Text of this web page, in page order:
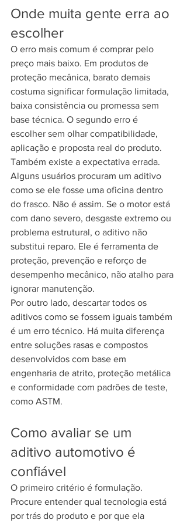
Onde muita gente erra ao
escolher
O erro mais comum é comprar pelo
preço mais baixo. Em produtos de
proteção mecânica, barato demais
costuma significar formulação limitada,
baixa consistência ou promessa sem
base técnica. O segundo erro é
escolher sem olhar compatibilidade,
aplicação e proposta real do produto.
Também existe a expectativa errada.
Alguns usuários procuram um aditivo
como se ele fosse uma oficina dentro
do frasco. Não é assim. Se o motor está
com dano severo, desgaste extremo ou
problema estrutural, o aditivo não
substitui reparo. Ele é ferramenta de
proteção, prevenção e reforço de
desempenho mecânico, não atalho para
ignorar manutenção.
Por outro lado, descartar todos os
aditivos como se fossem iguais também
é um erro técnico. Há muita diferença
entre soluções rasas e compostos
desenvolvidos com base em
engenharia de atrito, proteção metálica
e conformidade com padrões de teste,
como ASTM.
Como avaliar se um
aditivo automotivo é
confiável
O primeiro critério é formulação.
Procure entender qual tecnologia está
por trás do produto e por que ela